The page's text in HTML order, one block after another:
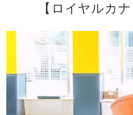
【ロイヤルカ